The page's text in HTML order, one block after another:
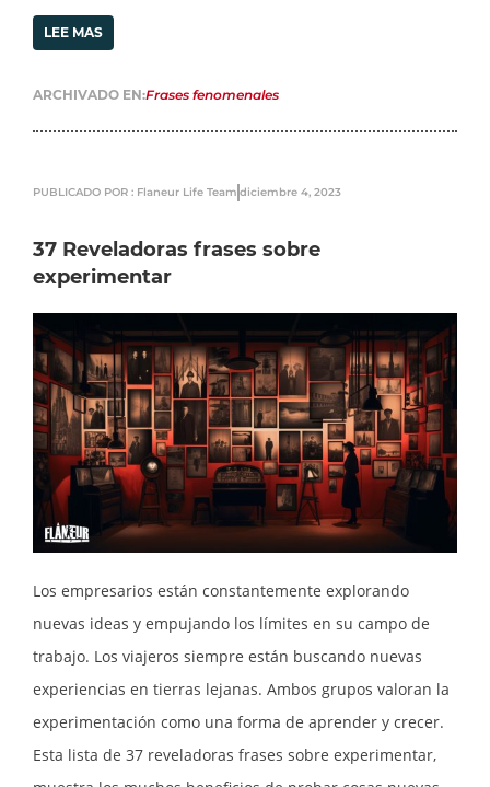
LEE MAS
ARCHIVADO EN:Frases fenomenales
PUBLICADO POR : Flaneur Life Team diciembre 4, 2023
37 Reveladoras frases sobre
experimentar
Los empresarios están constantemente explorando
nuevas ideas y empujando los límites en su campo de
trabajo. Los viajeros siempre están buscando nuevas
experiencias en tierras lejanas. Ambos grupos valoran la
experimentación como una forma de aprender y crecer.
Esta lista de 37 reveladoras frases sobre experimentar,